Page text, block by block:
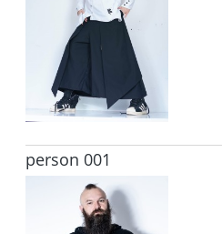
person 001